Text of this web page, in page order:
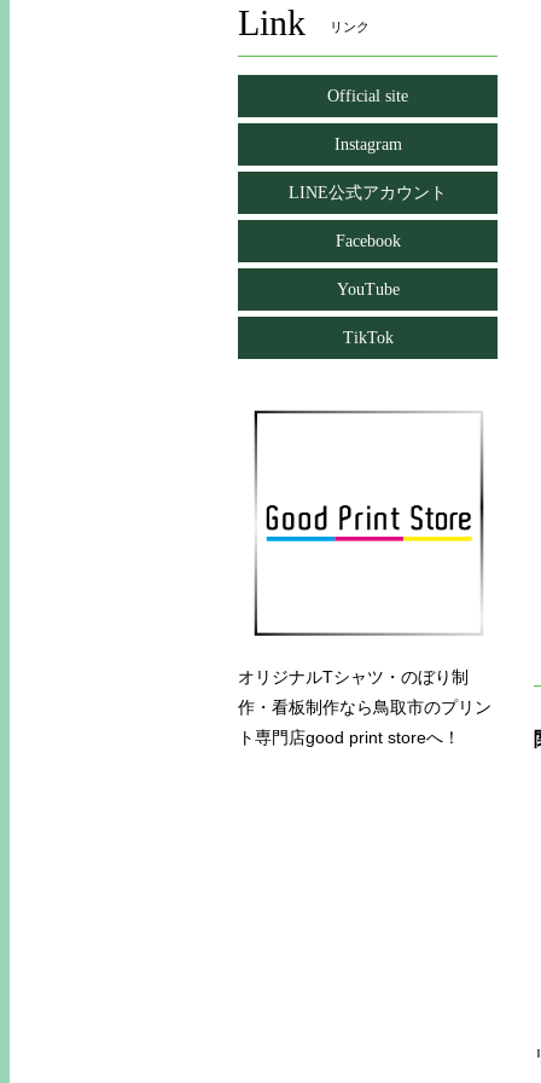
Link リンク
Official site
Instagram
LINE公式アカウント
Facebook
YouTube
TikTok
オリジナルTシャツ・のぼり制
作・看板制作なら鳥取市のプリン
ト専門店good print storeへ！